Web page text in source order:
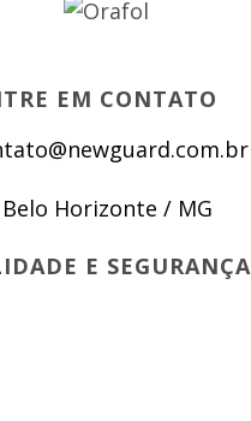
EM CONTATO
Belo Horizonte / MG
E SEGURANÇA